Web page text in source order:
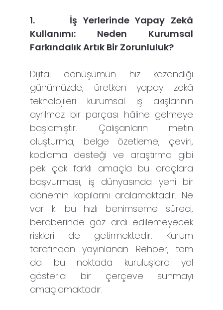
1. İş Yerlerinde Yapay Zekâ
Kullanımı: Neden Kurumsal
Farkındalık Artık Bir Zorunluluk?
Dijital dönüşümün hız kazandığı
günümüzde, üretken yapay zekâ
teknolojileri kurumsal iş akışlarının
ayrılmaz bir parçası hâline gelmeye
başlamıştır. Çalışanların metin
oluşturma, belge özetleme, çeviri,
kodlama desteği ve araştırma gibi
pek çok farklı amaçla bu araçlara
başvurması, iş dünyasında yeni bir
dönemin kapılarını aralamaktadır. Ne
var ki bu hızlı benimseme süreci,
beraberinde göz ardı edilemeyecek
riskleri de getirmektedir. Kurum
tarafından yayınlanan Rehber, tam
da bu noktada kuruluşlara yol
gösterici bir çerçeve sunmayı
amaçlamaktadır.